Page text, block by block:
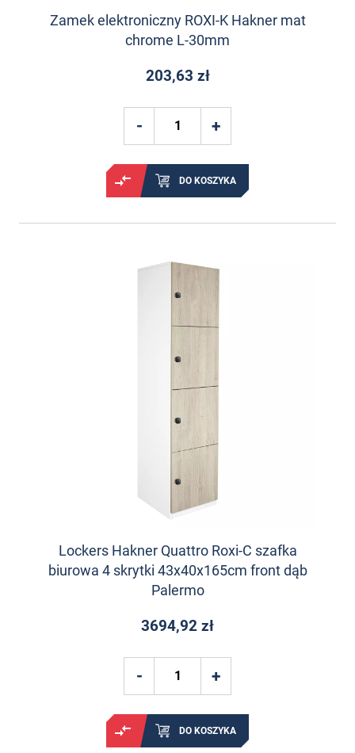
Zamek elektroniczny ROXI-K Hakner mat
chrome L-30mm
203,63 zł
DO KOSZYKA
Lockers Hakner Quattro Roxi-C szafka
biurowa 4 skrytki 43x40x165cm front dąb
Palermo
3694,92 zł
DO KOSZYKA